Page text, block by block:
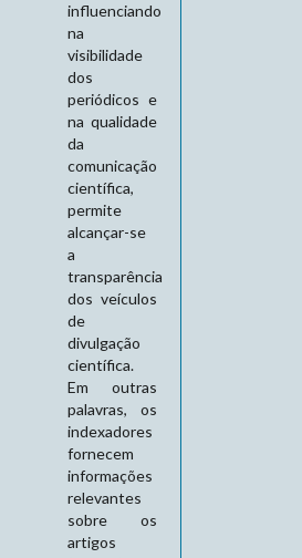
influenciando
na
visibilidade
dos
periódicos e
na qualidade
da
comunicação
científica,
permite
alcançar-se
a
transparência
dos veículos
de
divulgação
científica.
Em outras
palavras, os
indexadores
fornecem
informações
relevantes
sobre os
artigos